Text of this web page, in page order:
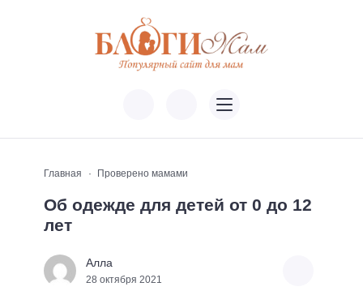
Главная Проверено мамами
Об одежде для детей от 0 до 12
лет
Алла
28 октября 2021